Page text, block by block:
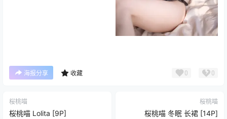
海报分享 收藏 0 0
桜桃喵
桜桃喵 Lolita [9P]
桜桃喵
桜桃喵 冬眠 长裙 [14P]